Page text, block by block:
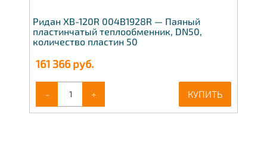
Ридан XB-120R 004B1928R — Паяный
пластинчатый теплообменник, DN50,
количество пластин 50
161 366руб.
- + КУПИТЬ